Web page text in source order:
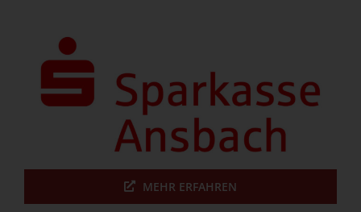
MEHR ERFAHREN